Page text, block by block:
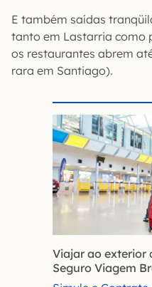
E também saídas
tanto em Lastarria como
os restaurantes abrem
rara em Santiago).
Viajar ao exterior
Seguro Viagem